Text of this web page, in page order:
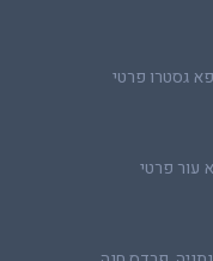
גסטרו פרטי
עור פרטי